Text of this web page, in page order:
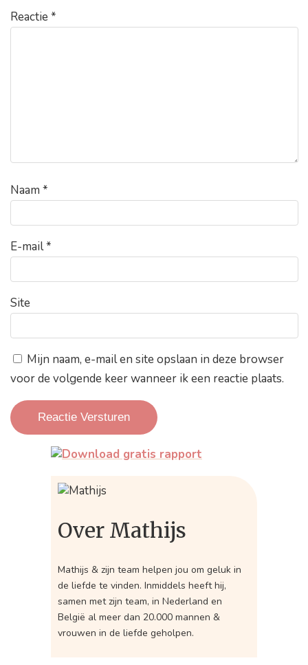
Reactie *
Naam *
E-mail*
Site
Mijn naam, e-mail en site opslaan in deze browser
voor de volgende keer wanneer ik een reactie plaats.
Over Mathijs
Mathijs & zijn team helpen jou om geluk in
de liefde te vinden. Inmiddels heeft hij,
samen met zijn team, in Nederland en
België al meer dan 20.000 mannen &
vrouwen in de liefde geholpen.